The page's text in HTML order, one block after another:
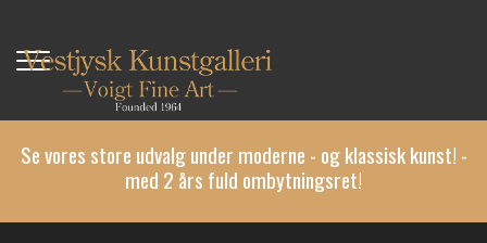
hovedindhold
Se vores store udvalg under moderne - og klassisk kunst! -
med 2 års fuld ombytningsret!